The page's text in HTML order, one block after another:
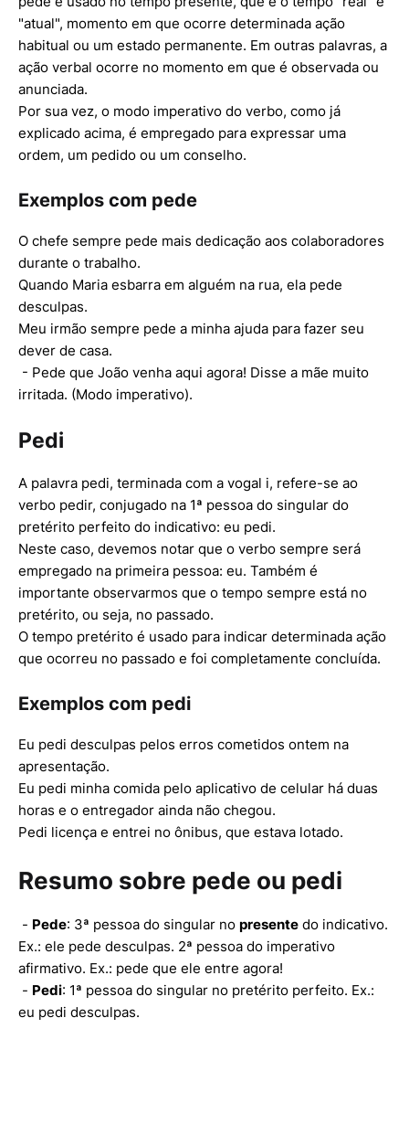
"atual", momento em que ocorre determinada ação
habitual ou um estado permanente. Em outras palavras, a
ação verbal ocorre no momento em que é observada ou
anunciada.
Por sua vez, o modo imperativo do verbo, como já
explicado acima, é empregado para expressar uma
ordem, um pedido ou um conselho.
Exemplos com pede
O chefe sempre pede mais dedicação aos colaboradores
durante o trabalho.
Quando Maria esbarra em alguém na rua, ela pede
desculpas.
Meu irmão sempre pede a minha ajuda para fazer seu
dever de casa.
- Pede que João venha aqui agora! Disse a mãe muito
irritada. (Modo imperativo).
Pedi
A palavra pedi, terminada com a vogal i, refere-se ao
verbo pedir, conjugado na 1ª pessoa do singular do
pretérito perfeito do indicativo: eu pedi.
Neste caso, devemos notar que o verbo sempre será
empregado na primeira pessoa: eu. Também é
importante observarmos que o tempo sempre está no
pretérito, ou seja, no passado.
O tempo pretérito é usado para indicar determinada ação
que ocorreu no passado e foi completamente concluída.
Exemplos com pedi
Eu pedi desculpas pelos erros cometidos ontem na
apresentação.
Eu pedi minha comida pelo aplicativo de celular há duas
horas e o entregador ainda não chegou.
Pedi licença e entrei no ônibus, que estava lotado.
Resumo sobre pede ou pedi
- Pede: 3ª pessoa do singular no presente do indicativo.
Ex.: ele pede desculpas. 2ª pessoa do imperativo
afirmativo. Ex.: pede que ele entre agora!
- Pedi: 1ª pessoa do singular no pretérito perfeito. Ex.:
eu pedi desculpas.